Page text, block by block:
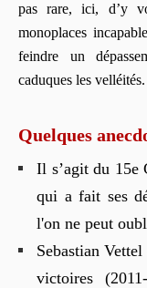
pas rare, ici, d’y
monoplaces
feindre un
caduques les velléités.
Quelques
Il s’agit du 15e
qui a fait ses
l'on ne peut
Sebastian
victoires